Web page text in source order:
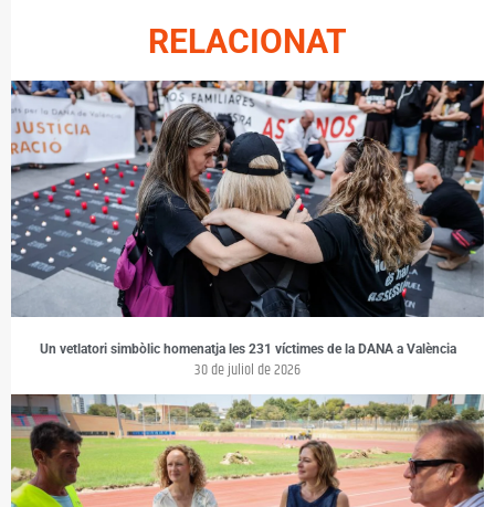
RELACIONAT
Un vetlatori simbòlic homenatja les 231 víctimes de la DANA a València
30 de juliol de 2026